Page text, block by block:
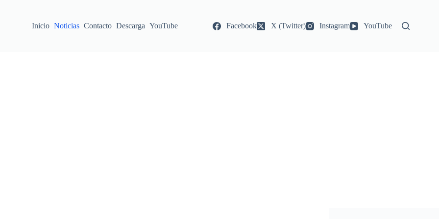
Inicio Noticias Contacto Descarga YouTube Facebook X (Twitter) Instagram YouTube